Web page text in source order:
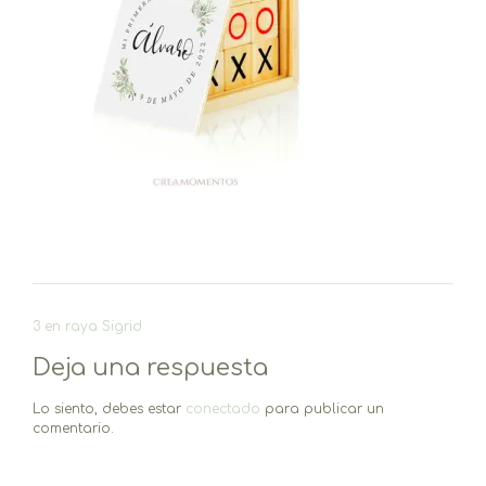
Navegación
entradas
3 en raya Sigrid
Deja una respuesta
Lo siento, debes estar conectado para publicar un
comentario.